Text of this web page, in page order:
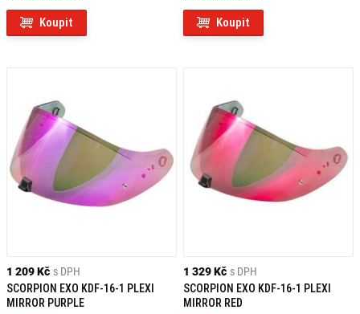
Koupit Koupit
1 209 Kč s DPH
SCORPION EXO KDF-16-1 PLEXI
MIRROR PURPLE
1 329 Kč s DPH
SCORPION EXO KDF-16-1 PLEXI
MIRROR RED